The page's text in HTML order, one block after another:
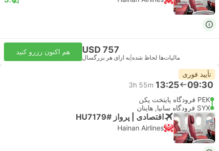
USD 757
مالیات‌ها لحاظ شده به ازای هر بزرگسال
هم اکنون رزرو کنید
تأیید فوری
09:30
13:25
3h 55m
PEK فرودگاه پایتخت پکن
SYX فرودگاه سانیا, هاینان
اقتصادی | پرواز #HU7179
Hainan Airlines